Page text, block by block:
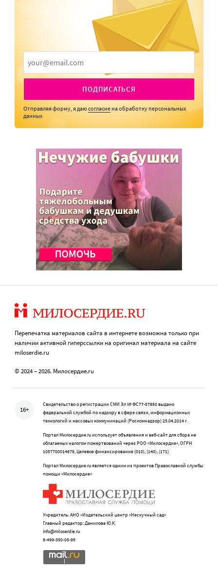
ПОДПИСАТЬСЯ
Отправляя форму, я даюсогласие на обработку персональных
данных
Перепечатка материалов сайта в интернете возможна только при
наличии активной гиперссылки на оригинал материала на сайте
miloserdie.ru
© 2024 – 2026. Милосердие.ru
16+
Свидетельство о регистрации СМИ Эл № ФС77-57850 выдано
федеральной службой по надзору в сфере связи, информационных
технологий и массовых коммуникаций (Роскомнадзор) 25.04.2014 г.
Портал Милосердие.ru использует объявления и веб-сайт для сбора не
облагаемых налогом пожертвований через РОО «Милосердие», ОГРН
1057700014679, Целевое финансирование (010), (140), (171)
Портал Милосердие.ru является одним из проектов Православной службы
помощи «Милосердие»
Учредитель: АНО «Издательский центр «Нескучный сад»
Главный редактор: Данилова Ю.К.
info@miloserdie.ru
8-499-350-05-95